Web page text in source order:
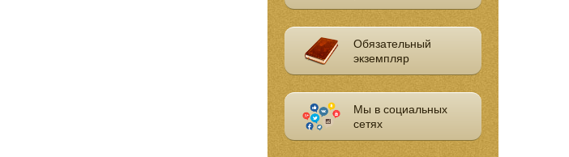
Обязательный
экземпляр
Мы в социальных
сетях